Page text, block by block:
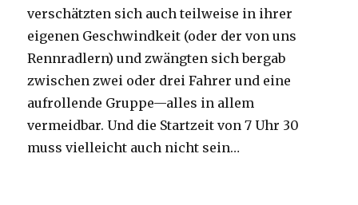
verschätzten sich auch teilweise in ihrer
eigenen Geschwindkeit (oder der von uns
Rennradlern) und zwängten sich bergab
zwischen zwei oder drei Fahrer und eine
aufrollende Gruppe—alles in allem
vermeidbar. Und die Startzeit von 7 Uhr 30
muss vielleicht auch nicht sein…